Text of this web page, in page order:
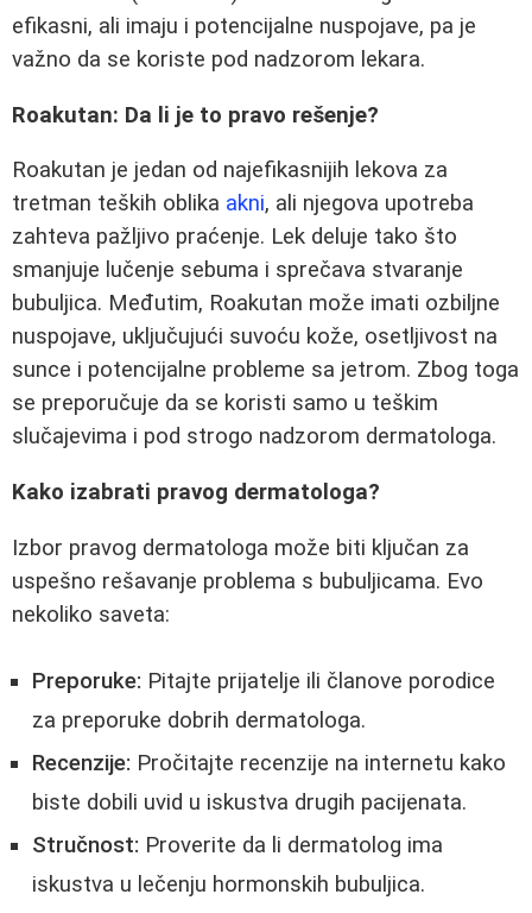
efikasni, ali imaju i potencijalne nuspojave, pa je
važno da se koriste pod nadzorom lekara.
Roakutan: Da li je to pravo rešenje?
Roakutan je jedan od najefikasnijih lekova za
tretman teških oblika akni, ali njegova upotreba
zahteva pažljivo praćenje. Lek deluje tako što
smanjuje lučenje sebuma i sprečava stvaranje
bubuljica. Međutim, Roakutan može imati ozbiljne
nuspojave, uključujući suvoću kože, osetljivost na
sunce i potencijalne probleme sa jetrom. Zbog toga
se preporučuje da se koristi samo u teškim
slučajevima i pod strogo nadzorom dermatologa.
Kako izabrati pravog dermatologa?
Izbor pravog dermatologa može biti ključan za
uspešno rešavanje problema s bubuljicama. Evo
nekoliko saveta:
Preporuke: Pitajte prijatelje ili članove porodice
za preporuke dobrih dermatologa.
Recenzije: Pročitajte recenzije na internetu kako
biste dobili uvid u iskustva drugih pacijenata.
Stručnost: Proverite da li dermatolog ima
iskustva u lečenju hormonskih bubuljica.